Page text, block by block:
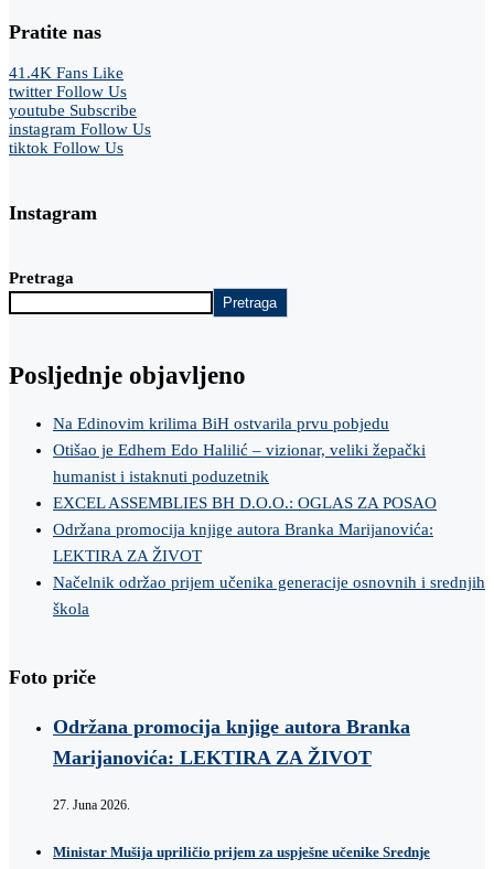
Pratite nas
41.4K Fans Like
twitter Follow Us
youtube Subscribe
instagram Follow Us
tiktok Follow Us
Instagram
Pretraga
Pretraga
Posljednje objavljeno
Na Edinovim krilima BiH ostvarila prvu pobjedu
Otišao je Edhem Edo Halilić – vizionar, veliki žepački
humanist i istaknuti poduzetnik
EXCEL ASSEMBLIES BH D.O.O.: OGLAS ZA POSAO
Održana promocija knjige autora Branka Marijanovića:
LEKTIRA ZA ŽIVOT
Načelnik održao prijem učenika generacije osnovnih i srednjih
škola
Foto priče
Održana promocija knjige autora Branka
Marijanovića: LEKTIRA ZA ŽIVOT
27. Juna 2026.
Ministar Mušija upriličio prijem za uspješne učenike Srednje